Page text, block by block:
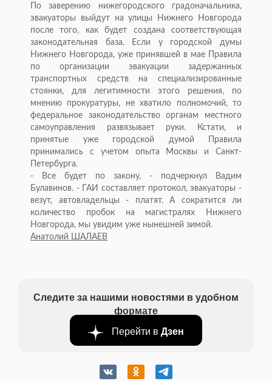
По заверению нижегородского градоначальника,
эвакуаторы выйдут на улицы Нижнего Новгорода
после того, как будет создана соответствующая
законодательная база. Если у городской думы
Нижнего Новгорода, уже принявшей в мае Правила
по организации эвакуации задержанных
транспортных средств на специализированные
стоянки, для легитимности этого решения, по
мнению прокуратуры, не хватило полномочий, то
федеральное законодательство органам местного
самоуправления развязывает руки. Кстати, и
принятые уже городской думой Правила
принимались с учетом опыта Москвы и Санкт-
Петербурга.
- Все будет по закону, - подчеркнул Вадим
Булавинов. - ГАИ составляет протокол, эвакуаторы -
везут, автовладельцы - платят. А сократится ли
количество пробок на магистралях Нижнего
Новгорода, мы увидим уже нынешней зимой.
Анатолий ШАЛАЕВ
Следите за нашими новостями в удобном
формате
Перейти в Дзен